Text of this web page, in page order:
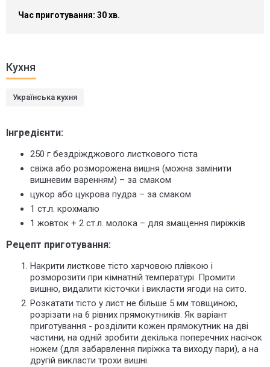
Час приготування: 30 хв.
Кухня
Українська кухня
Інгредієнти:
250 г бездріжджового листкового тіста
свіжа або розморожена вишня (можна замінити
вишневим варенням) – за смаком
цукор або цукрова пудра – за смаком
1 ст.л. крохмалю
1 жовток + 2 ст.л. молока – для змащення пиріжків
Рецепт приготування:
Накрити листкове тісто харчовою плівкою і
розморозити при кімнатній температурі. Промити
вишню, видалити кісточки і викласти ягоди на сито.
Розкатати тісто у лист не більше 5 мм товщиною,
розрізати на 6 рівних прямокутників. Як варіант
приготування - розділити кожен прямокутник на дві
частини, на одній зробити декілька поперечних насічок
ножем (для забарвлення пиріжка та виходу пари), а на
другій викласти трохи вишні.